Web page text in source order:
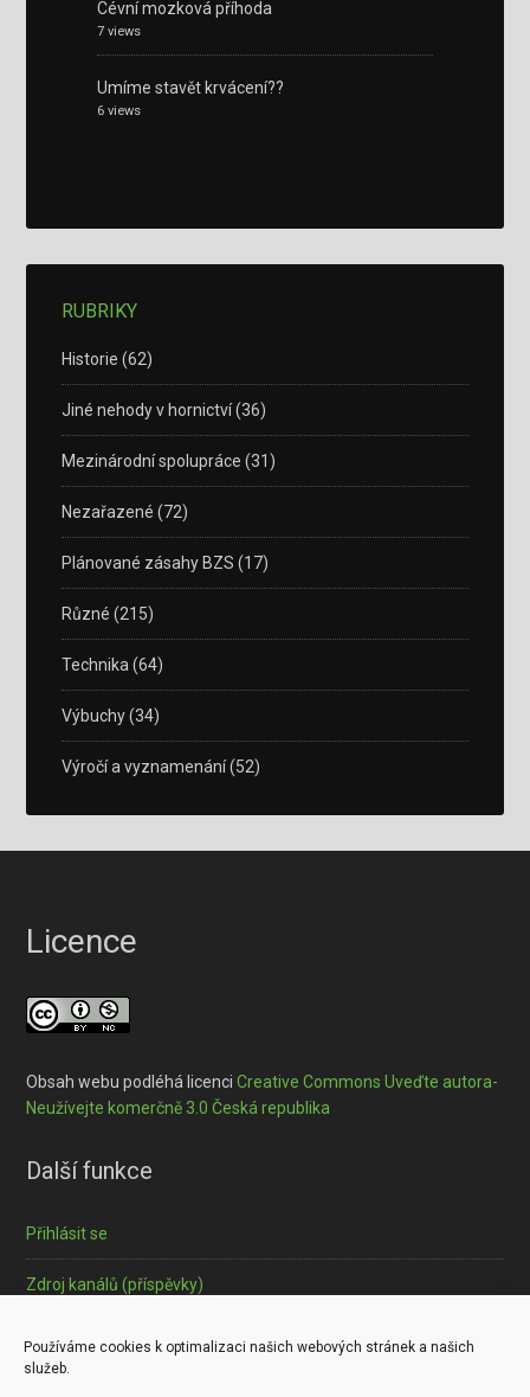
Používáme cookies k optimalizaci našich webových stránek a našich
služeb.
Cévní mozková příhoda
7 views
Umíme stavět krvácení??
6 views
RUBRIKY
Historie (62)
Jiné nehody v hornictví(36)
Mezinárodní spolupráce (31)
Nezařazené (72)
Plánované zásahy BZS (17)
Různé (215)
Technika (64)
Výbuchy(34)
Výročí a vyznamenání(52)
Licence
Obsah webu podléhá licenciCreative Commons Uveďte autora-
Neužívejte komerčně 3.0 Česká republika
Další funkce
Přihlásit se
Zdroj kanálů (příspěvky)